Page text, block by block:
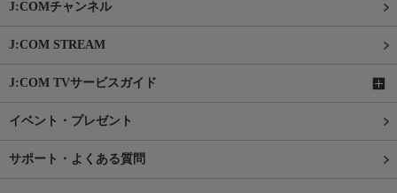
J:COMチャンネル
J:COM STREAM
J:COM TVサービスガイド
イベント・プレゼント
サポート・よくある質問